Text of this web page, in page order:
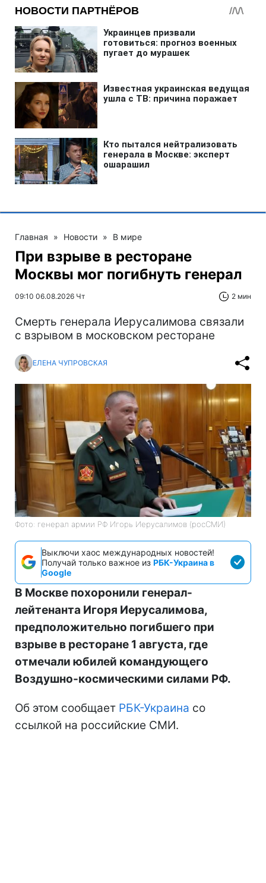
Главная » Новости » В мире
При взрыве в ресторане
Москвы мог погибнуть генерал
09:10 06.08.2026 Чт 2 мин
Смерть генерала Иерусалимова связали
с взрывом в московском ресторане
ЕЛЕНА ЧУПРОВСКАЯ
Фото: генерал армии РФ Игорь Иерусалимов (росСМИ)
Выключи хаос международных новостей!
Получай только важное из РБК-Украина в
Google
В Москве похоронили генерал-
лейтенанта Игоря Иерусалимова,
предположительно погибшего при
взрыве в ресторане 1 августа, где
отмечали юбилей командующего
Воздушно-космическими силами РФ.
Об этом сообщает РБК-Украина со
ссылкой на российские СМИ.